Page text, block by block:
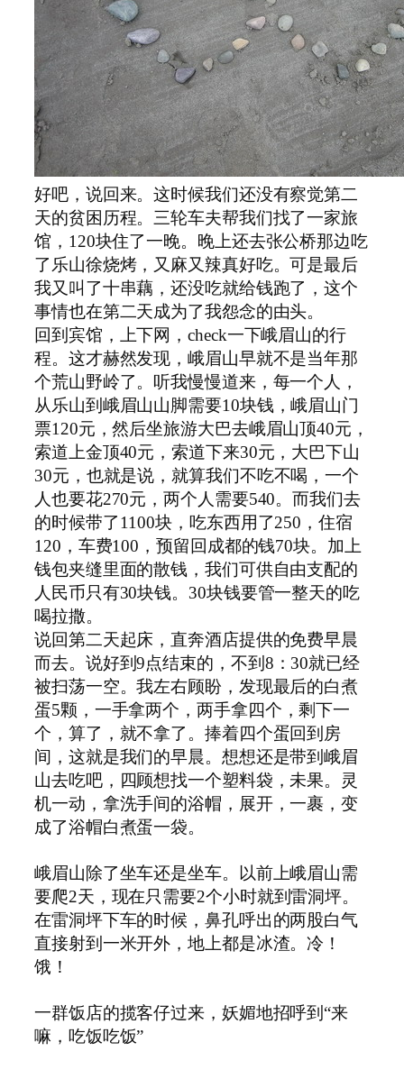
好吧，说回来。这时候我们还没有察觉第二
天的贫困历程。三轮车夫帮我们找了一家旅
馆， 120块住了一晚。晚上还去张公桥那边吃
了乐山徐烧烤，又麻又辣真好吃。可是最后
我又叫了十串藕，还没吃就给钱跑了，这个
事情也在第二天成为了我怨念的由头。
回到宾馆，上下网，check一下峨眉山的行
程。这才赫然发现，峨眉山早就不是当年那
个荒山野岭了。听我慢慢道来，每一个人，
从乐山到峨眉山山脚需要10块钱，峨眉山门
票120元，然后坐旅游大巴去峨眉山顶40元，
索道上金顶40元，索道下来30元，大巴下山
30元，也就是说，就算我们不吃不喝，一个
人也要花270元，两个人需要540。而我们去
的时候带了 1100块，吃东西用了250 ，住宿
120 ，车费100 ，预留回成都的钱70块。加上
钱包夹缝里面的散钱，我们可供自由支配的
人民币只有30块钱。 30块钱要管一整天的吃
喝拉撒。
说回第二天起床，直奔酒店提供的免费早晨
而去。说好到9点结束的，不到 8 ： 30就已经
被扫荡一空。我左右顾盼，发现最后的白煮
蛋5颗，一手拿两个，两手拿四个，剩下一
个，算了，就不拿了。捧着四个蛋回到房
间，这就是我们的早晨。想想还是带到峨眉
山去吃吧，四顾想找一个塑料袋，未果。灵
机一动，拿洗手间的浴帽，展开，一裹，变
成了浴帽白煮蛋一袋。
峨眉山除了坐车还是坐车。以前上峨眉山需
要爬2天，现在只需要2个小时就到雷洞坪。
在雷洞坪下车的时候，鼻孔呼出的两股白气
直接射到一米开外，地上都是冰渣。冷！
饿！
一群饭店的揽客仔过来，妖媚地招呼到“来
嘛，吃饭吃饭”